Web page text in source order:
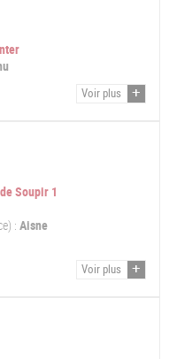
Voir plus
Soupir 1
: Aisne
Voir plus